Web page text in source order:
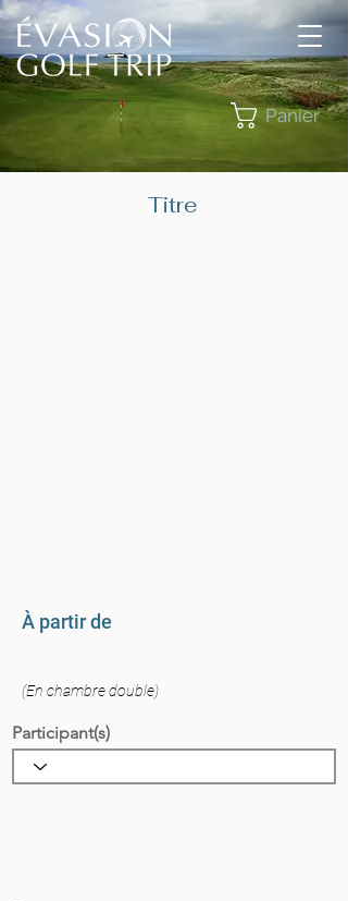
Panier
Titre
À partir de
(En chambre double)
Participant(s)